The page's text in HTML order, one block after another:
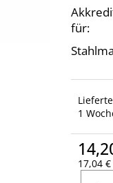
für:
1
17,04